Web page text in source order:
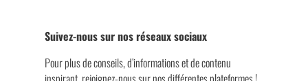
Suivez-nous sur nos réseaux sociaux
Pour plus de conseils, d’informations et de contenu